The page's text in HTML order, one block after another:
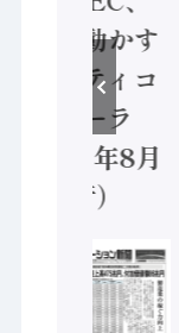
安全に動かす
セーフティコ
ントローラ
（2026年8月
5日発行）